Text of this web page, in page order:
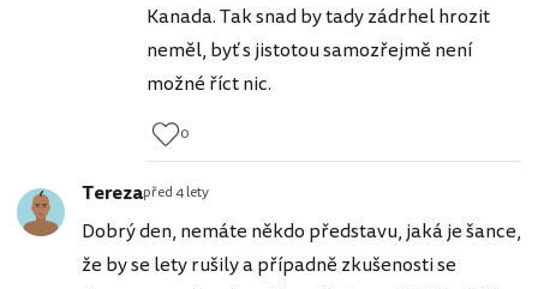
Kanada. Tak snad by tady zádrhel hrozit
neměl, byť s jistotou samozřejmě není
možné říct nic.
0
Terezapřed 4 lety
Dobrý den, nemáte někdo představu, jaká je šance,
že by se lety rušily a případně zkušenosti se